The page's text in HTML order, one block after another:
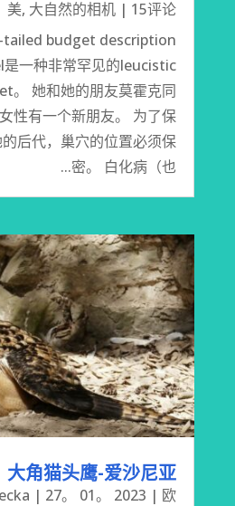
美, 大自然的相机 | 15评论
tailed budget description
是一种非常罕见的leucistic
。 她和她的朋友莫霍克同
性有一个新朋友。 为了保
后代，巢穴的位置必须保
密。 白化病（也...
大角猫头鹰-爱沙尼亚
| 27。 01。 2023 | 欧